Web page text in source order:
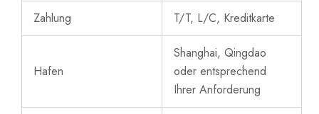
Zahlung T/T, L/C, Kreditkarte
Hafen
Shanghai, Qingdao
oder entsprechend
Ihrer Anforderung